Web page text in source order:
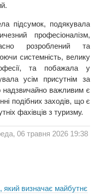
підсумок, подякувала
професіоналізм,
розроблений та
системність, велику
та побажала у
усім присутнім за
надзвичайно важливим є
подібних заходів, що є
фахівців з туризму.
06 травня 2026 19:38
який визначає майбутнє